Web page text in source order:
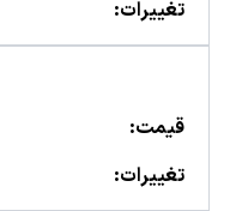
تغییرات:
قیمت:
تغییرات: